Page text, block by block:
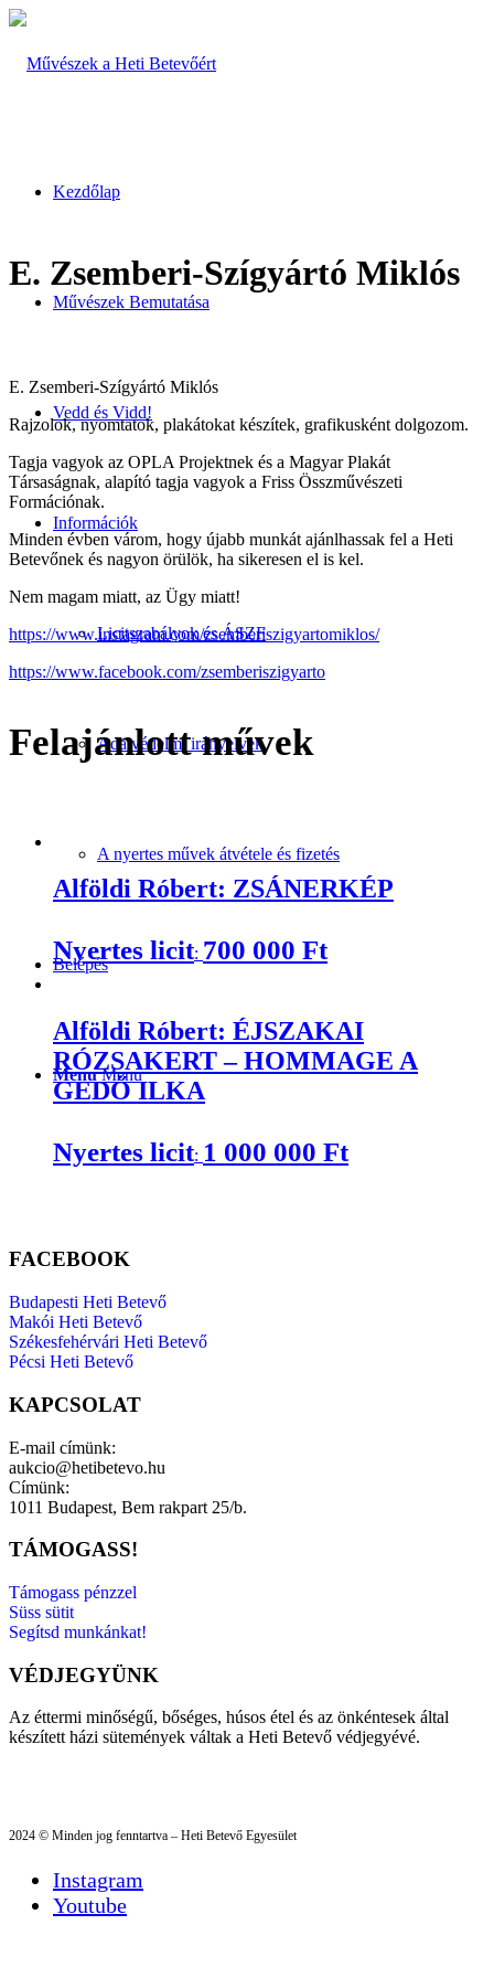
Kezdőlap
Művészek Bemutatása
Vedd és Vidd!
Információk
Licitszabályok és ÁSZF
Adatvédelmi irányelvek
A nyertes művek átvétele és fizetés
Belépés
Menu Menu
E. Zsemberi-Szígyártó Miklós
E. Zsemberi-Szígyártó Miklós
Rajzolok, nyomtatok, plakátokat készítek, grafikusként dolgozom.
Tagja vagyok az OPLA Projektnek és a Magyar Plakát
Társaságnak, alapító tagja vagyok a Friss Összművészeti
Formációnak.
Minden évben várom, hogy újabb munkát ajánlhassak fel a Heti
Betevőnek és nagyon örülök, ha sikeresen el is kel.
Nem magam miatt, az Ügy miatt!
https://www.instagram.com/zsemberiszigyartomiklos/
https://www.facebook.com/zsemberiszigyarto
Felajánlott művek
Alföldi Róbert: ZSÁNERKÉP
Nyertes licit: 700 000 Ft
Alföldi Róbert: ÉJSZAKAI
RÓZSAKERT – HOMMAGE A
GEDŐ ILKA
Nyertes licit: 1 000 000 Ft
FACEBOOK
Budapesti Heti Betevő
Makói Heti Betevő
Székesfehérvári Heti Betevő
Pécsi Heti Betevő
KAPCSOLAT
E-mail címünk:
aukcio@hetibetevo.hu
Címünk:
1011 Budapest, Bem rakpart 25/b.
TÁMOGASS!
Támogass pénzzel
Süss sütit
Segítsd munkánkat!
VÉDJEGYÜNK
Az éttermi minőségű, bőséges, húsos étel és az önkéntesek által
készített házi sütemények váltak a Heti Betevő védjegyévé.
2024 © Minden jog fenntartva – Heti Betevő Egyesület
Instagram
Youtube